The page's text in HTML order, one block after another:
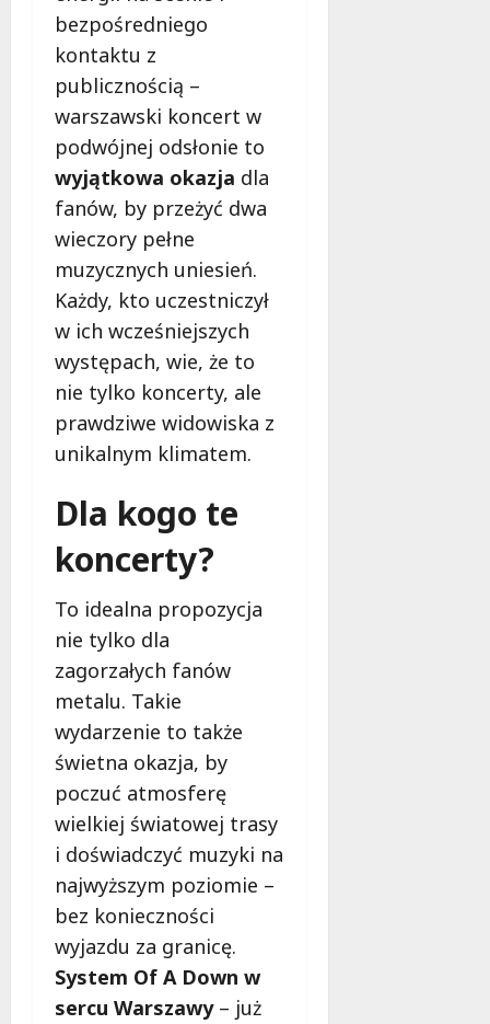
bezpośredniego
kontaktu z
publicznością –
warszawski koncert w
podwójnej odsłonie to
wyjątkowa okazja dla
fanów, by przeżyć dwa
wieczory pełne
muzycznych uniesień.
Każdy, kto uczestniczył
w ich wcześniejszych
występach, wie, że to
nie tylko koncerty, ale
prawdziwe widowiska z
unikalnym klimatem.
Dla kogo te
koncerty?
To idealna propozycja
nie tylko dla
zagorzałych fanów
metalu. Takie
wydarzenie to także
świetna okazja, by
poczuć atmosferę
wielkiej światowej trasy
i doświadczyć muzyki na
najwyższym poziomie –
bez konieczności
wyjazdu za granicę.
System Of A Down w
sercu Warszawy– już